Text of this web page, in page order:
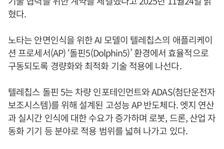
혔다.
노타는 안면인식을 위한 AI 모델이 텔레칩스의 애플리케이
션 프로세서(AP) ‘돌핀5(Dolphin5)’ 환경에서 효율적으로
구동되도록 경량화와 최적화 기술 적용에 나선다.
텔레칩스 돌핀 5는 차량 인포테인먼트와 ADAS(첨단운전자
보조시스템)를 위해 설계된 고성능 AP 반도체다. 엣지 연산
과 실시간 인식에 대한 수요가 증가하며 로봇, 드론, 산업 자
동화 기기 등 분야로 적용 범위를 넓혀 나가고 있다.